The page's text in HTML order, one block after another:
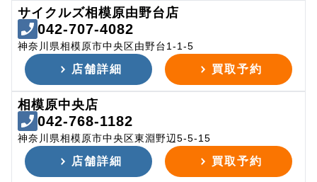
サイクルズ相模原由野台店
042-707-4082
神奈川県相模原市中央区由野台1-1-5
店舗詳細 買取予約
相模原中央店
042-768-1182
神奈川県相模原市中央区東淵野辺5-5-15
店舗詳細 買取予約